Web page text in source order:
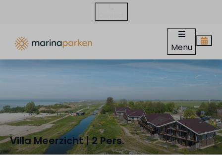
Menu
Villa Meerzicht | 2 Pers.